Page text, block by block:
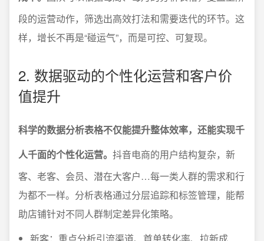
段的运营动作，筛选出高效打法和需要迭代的环节。这
样，增长不再是“碰运气”，而是可控、可复现。
2. 数据驱动的个性化运营和客户价
值提升
科学的数据分析表格不仅能提升整体效率，还能实现千
人千面的个性化运营。 抖音电商的用户结构复杂，新
客、老客、会员、潜在大客户…每一类人群的需求和行
为都不一样。分析表格通过分层追踪和标签管理，能帮
助店铺针对不同人群制定差异化策略。